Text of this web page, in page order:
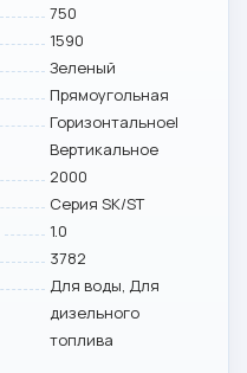
750
1590
Зеленый
Прямоугольная
Горизонтальное|
Вертикальное
2000
Серия SK/ST
1.0
3782
Для воды, Для
дизельного
топлива